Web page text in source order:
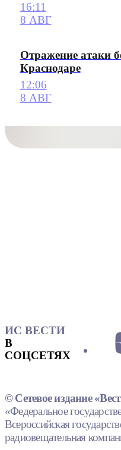
16:11
8 АВГ
Отражение атаки
Краснодаре
12:06
8 АВГ
ИС ВЕСТИ
В
СОЦСЕТЯХ
© Сетевое издание
«Федеральное
Всероссийская
радиовещательная